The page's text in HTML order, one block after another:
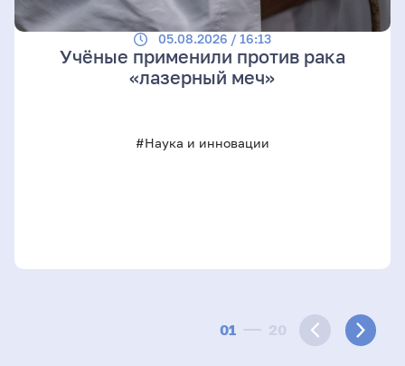
01 20
05.08.2026 / 16:13
Учёные применили против рака
«лазерный меч»
#Наука и инновации